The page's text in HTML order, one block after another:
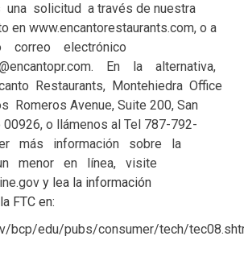
una solicitud a través de nuestra
en www.encantorestaurants.com, o a
correo electrónico
. En la alternativa,
Restaurants, Montehiedra Office
Romeros Avenue, Suite 200, San
00926, o llámenos al Tel 787-792-
más información sobre la
menor en línea, visite
y lea la información
FTC en:
bcp/edu/pubs/consumer/tech/